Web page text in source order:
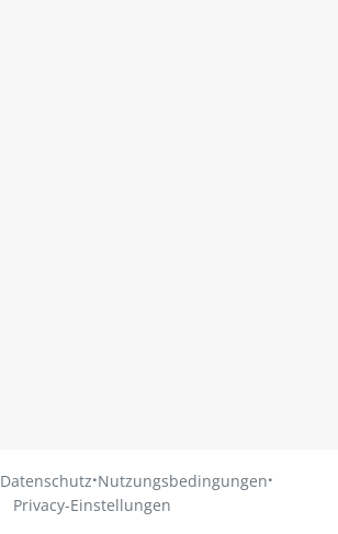
Datenschutz·Nutzungsbedingungen·
Privacy-Einstellungen